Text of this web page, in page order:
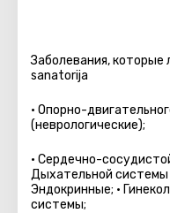
Заболевания, которые
sanatorija
• Опорно-
(неврологические);
• Сердечно-
Дыхательной системы
Эндокринные; •
системы;